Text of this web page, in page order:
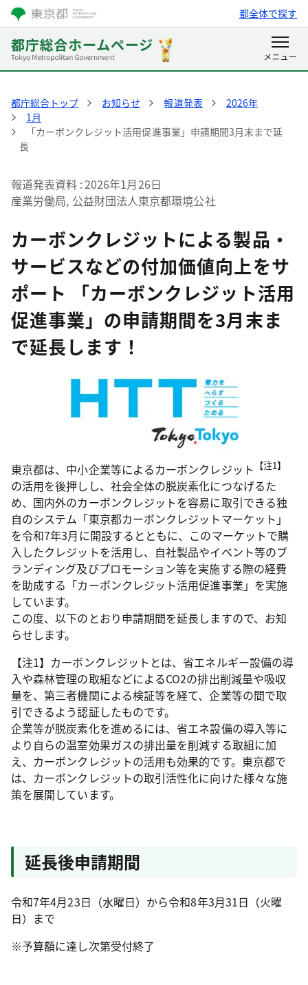
都全体で探す
都庁総合トップ お知らせ 報道発表
2026年
1月
「カーボンクレジット活用促進事業」申請期間3月末まで延
長
報道発表資料 2026年1月26日
産業労働局, 公益財団法人東京都環境公社
カーボンクレジットによる製品・
サービスなどの付加価値向上をサ
ポート 「カーボンクレジット活用
促進事業」の申請期間を3月末ま
で延長します！
東京都は、中小企業等によるカーボンクレジット 【注1】
の活用を後押しし、社会全体の脱炭素化につなげるた
め、国内外のカーボンクレジットを容易に取引できる独
自のシステム「東京都カーボンクレジットマーケット」
を令和7年3月に開設するとともに、このマーケットで購
入したクレジットを活用し、自社製品やイベント等のブ
ランディング及びプロモーション等を実施する際の経費
を助成する「カーボンクレジット活用促進事業」を実施
しています。
この度、以下のとおり申請期間を延長しますので、お知
らせします。
【注1】カーボンクレジットとは、省エネルギー設備の導
入や森林管理の取組などによるCO2の排出削減量や吸収
量を、第三者機関による検証等を経て、企業等の間で取
引できるよう認証したものです。
企業等が脱炭素化を進めるには、省エネ設備の導入等に
より自らの温室効果ガスの排出量を削減する取組に加
え、カーボンクレジットの活用も効果的です。東京都で
は、カーボンクレジットの取引活性化に向けた様々な施
策を展開しています。
延長後申請期間
令和7年4月23日（水曜日）から令和8年3月31日（火曜
日）まで
※予算額に達し次第受付終了